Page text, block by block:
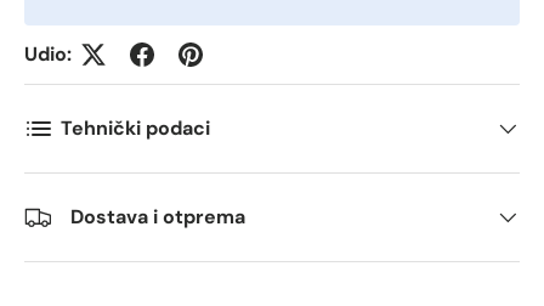
Udio:
Tehnički podaci
Dostava i otprema